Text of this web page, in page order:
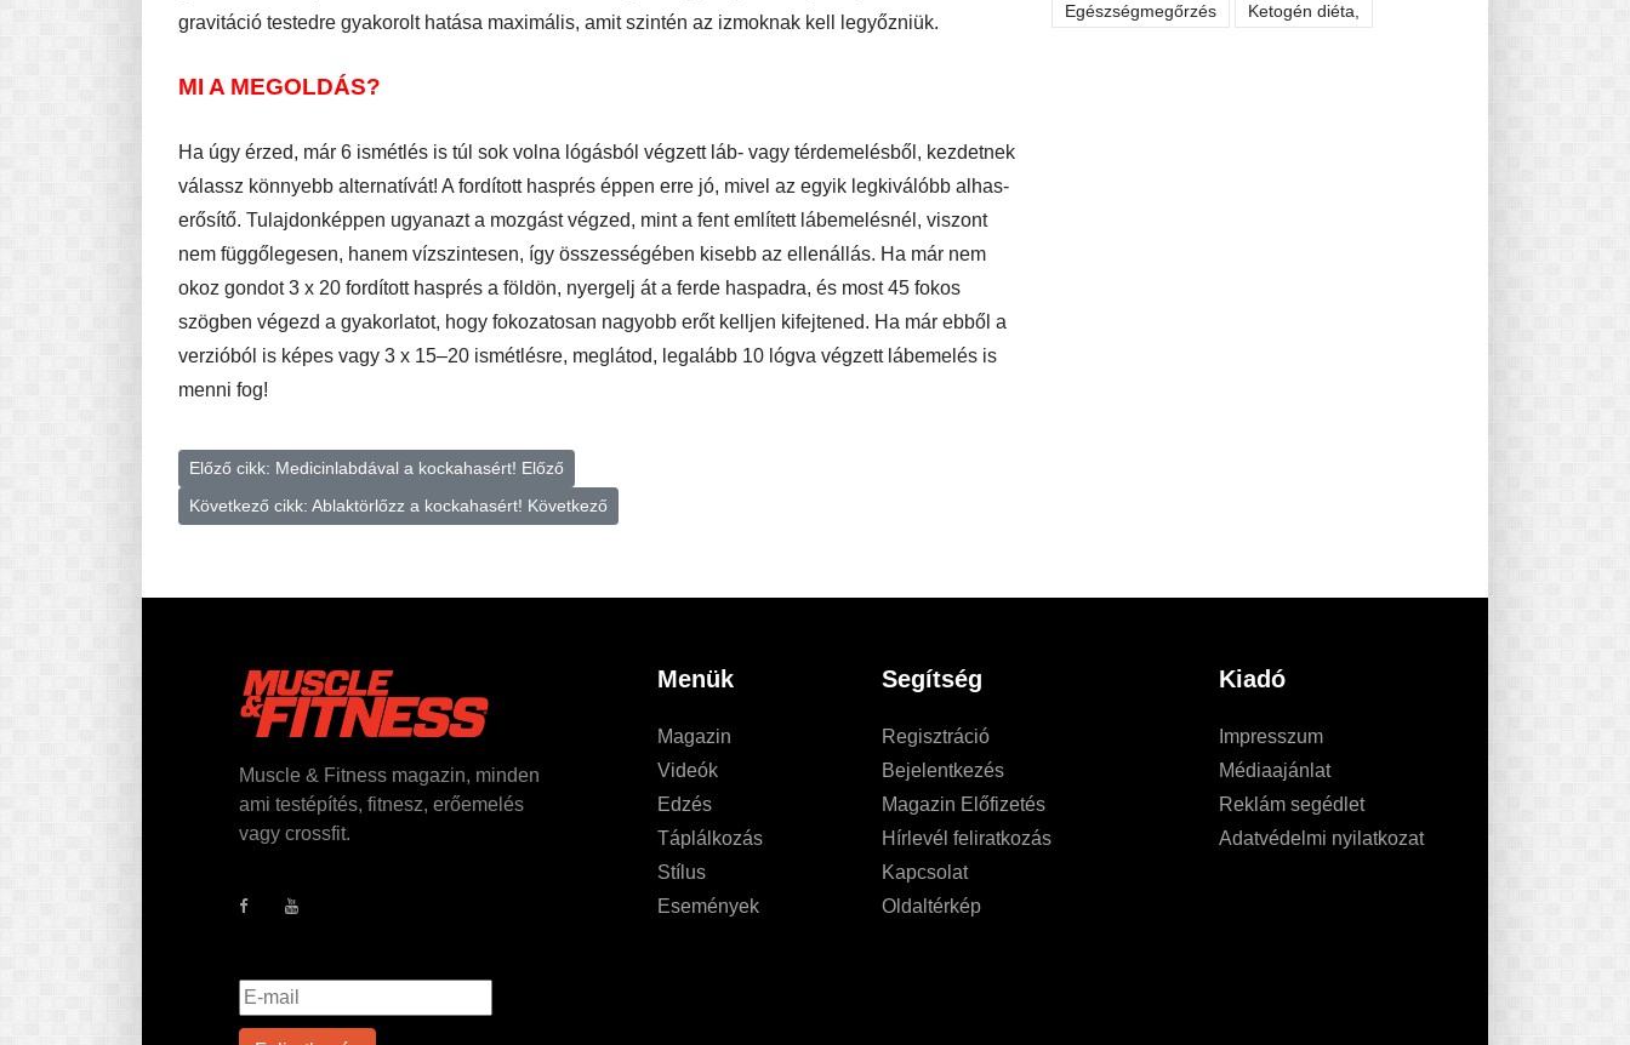
gravitáció testedre gyakorolt hatása maximális, amit szintén az izmoknak kell legyőzniük.
MI A MEGOLDÁS?
Ha úgy érzed, már 6 ismétlés is túl sok volna lógásból végzett láb- vagy térdemelésből, kezdetnek
válassz könnyebb alternatívát! A fordított hasprés éppen erre jó, mivel az egyik legkiválóbb alhas-
erősítő. Tulajdonképpen ugyanazt a mozgást végzed, mint a fent említett lábemelésnél, viszont
nem függőlegesen, hanem vízszintesen, így összességében kisebb az ellenállás. Ha már nem
okoz gondot 3 x 20 fordított hasprés a földön, nyergelj át a ferde haspadra, és most 45 fokos
szögben végezd a gyakorlatot, hogy fokozatosan nagyobb erőt kelljen kifejtened. Ha már ebből a
verzióból is képes vagy 3 x 15–20 ismétlésre, meglátod, legalább 10 lógva végzett lábemelés is
menni fog!
Előző cikk: Medicinlabdával a kockahasért! Előző
Következő cikk: Ablaktörlőzz a kockahasért! Következő
Egészségmegőrzés Ketogén diéta,
Muscle & Fitness magazin, minden
ami testépítés, fitnesz, erőemelés
vagy crossfit.
Menük
Magazin
Videók
Edzés
Táplálkozás
Stílus
Események
Segítség
Regisztráció
Bejelentkezés
Magazin Előfizetés
Hírlevél feliratkozás
Kapcsolat
Oldaltérkép
Kiadó
Impresszum
Médiaajánlat
Reklám segédlet
Adatvédelmi nyilatkozat